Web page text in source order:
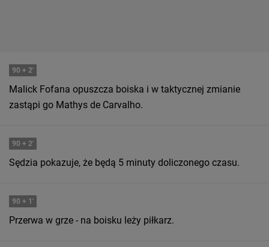
90 + 2'
Malick Fofana opuszcza boiska i w taktycznej zmianie
zastąpi go Mathys de Carvalho.
90 + 2'
Sędzia pokazuje, że będą 5 minuty doliczonego czasu.
90 + 1'
Przerwa w grze - na boisku leży piłkarz.